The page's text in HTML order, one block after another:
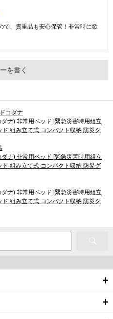
で、貴重品も安心保管！非常時に欲
を書く
コダナ
ナ) 非常用ベッド [緊急災害時用組立
組み立て式 コンパクト収納 防災グ
ナ) 非常用ベッド [緊急災害時用組立
組み立て式 コンパクト収納 防災グ
ナ) 非常用ベッド [緊急災害時用組立
組み立て式 コンパクト収納 防災グ